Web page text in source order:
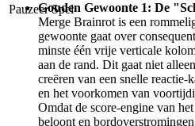
Pauzeer Spel
Gouden Gewoonte 1: De
Merge Brainrot is een
gewoonte gaat over
minste één vrije verticale
aan de rand. Dit gaat niet
creëren van een snelle
en het voorkomen van
Omdat de score-engine van
beloont en